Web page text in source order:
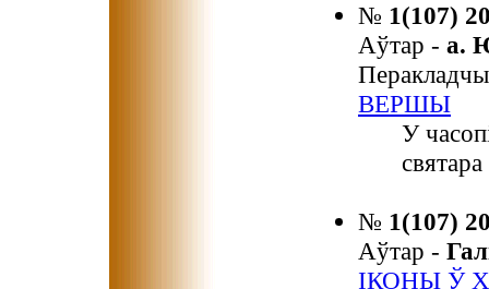
№ 1(107)
Аўтар - а.
ВЕРШЫ
У
№ 1(107)
Аўтар -
ІКОНЫ Ў